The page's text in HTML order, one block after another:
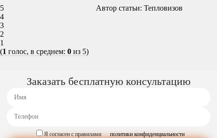
5
4
3
2
1
(1 голос, в среднем: 0 из 5)
Автор статьи: Тепловизов
Заказать бесплатную консультацию
Я согласен с правилами политики конфиденциальности